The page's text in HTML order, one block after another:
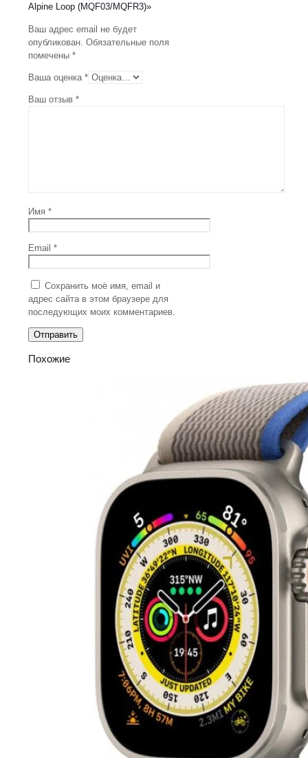
Alpine Loop (MQF03/MQFR3)»
Ваш адрес email не будет
опубликован. Обязательные поля
помечены *
Ваша оценка *
Ваш отзыв *
Имя *
Email *
Сохранить моё имя, email и
адрес сайта в этом браузере для
последующих моих комментариев.
Похожие